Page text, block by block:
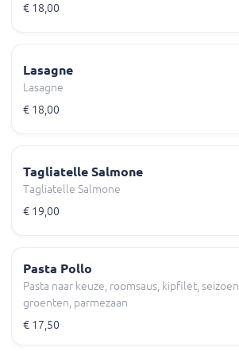
€ 18,00
Lasagne
Lasagne
€ 18,00
Tagliatelle Salmone
Tagliatelle Salmone
€ 19,00
Pasta Pollo
Pasta naar keuze, roomsaus, kipfilet, seizoen
groenten, parmezaan
€ 17,50